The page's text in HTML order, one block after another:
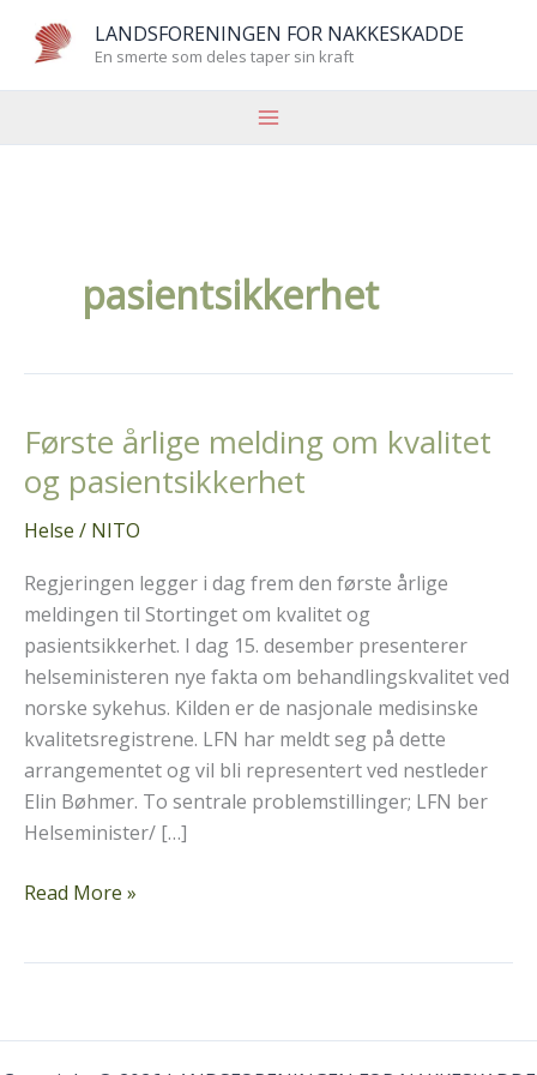
LANDSFORENINGEN FOR NAKKESKADDE
En smerte som deles taper sin kraft
pasientsikkerhet
Første årlige melding om kvalitet
og pasientsikkerhet
Helse / NITO
Regjeringen legger i dag frem den første årlige
meldingen til Stortinget om kvalitet og
pasientsikkerhet. I dag 15. desember presenterer
helseministeren nye fakta om behandlingskvalitet ved
norske sykehus. Kilden er de nasjonale medisinske
kvalitetsregistrene. LFN har meldt seg på dette
arrangementet og vil bli representert ved nestleder
Elin Bøhmer. To sentrale problemstillinger; LFN ber
Helseminister/ […]
Første
og
Read More »